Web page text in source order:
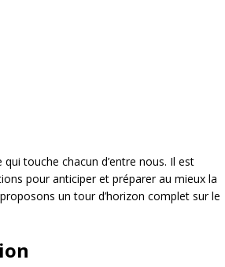
touche chacun d’entre nous. Il est
pour anticiper et préparer au mieux la
un tour d’horizon complet sur le